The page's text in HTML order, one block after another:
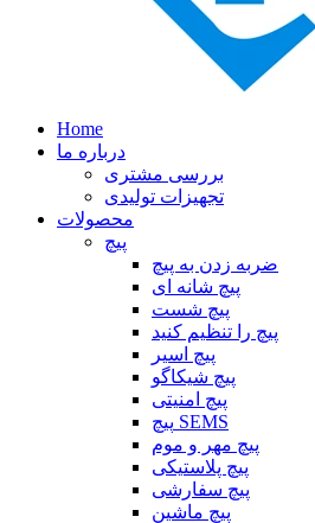
Home
درباره ما
بررسی مشتری
تجهیزات تولیدی
محصولات
پیچ
ضربه زدن به پیچ
پیچ شانه ای
پیچ شست
پیچ را تنظیم کنید
پیچ اسیر
پیچ شیکاگو
پیچ امنیتی
پیچ SEMS
پیچ مهر و موم
پیچ پلاستیکی
پیچ سفارشی
پیچ ماشین